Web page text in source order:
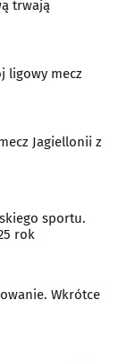
trwają
ligowy mecz
Jagiellonii z
sportu.
rok
Wkrótce